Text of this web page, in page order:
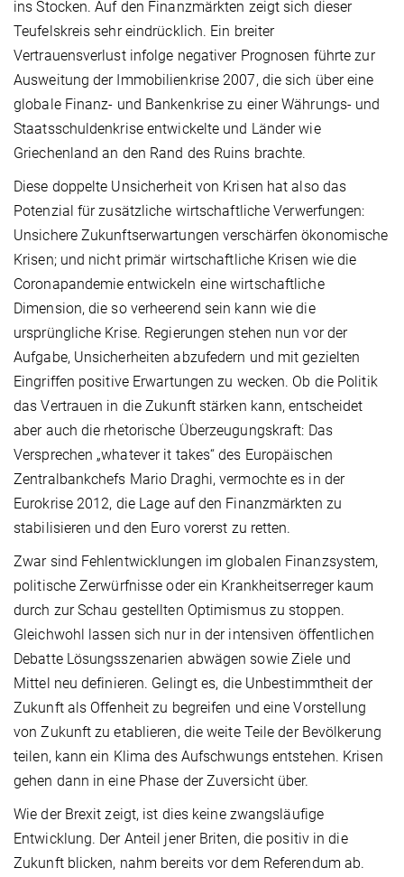
ins Stocken. Auf den Finanzmärkten zeigt sich dieser
Teufelskreis sehr eindrücklich. Ein breiter
Vertrauensverlust infolge negativer Prognosen führte zur
Ausweitung der Immobilienkrise 2007, die sich über eine
globale Finanz- und Bankenkrise zu einer Währungs- und
Staatsschuldenkrise entwickelte und Länder wie
Griechenland an den Rand des Ruins brachte.
Diese doppelte Unsicherheit von Krisen hat also das
Potenzial für zusätzliche wirtschaftliche Verwerfungen:
Unsichere Zukunftserwartungen verschärfen ökonomische
Krisen; und nicht primär wirtschaftliche Krisen wie die
Coronapandemie entwickeln eine wirtschaftliche
Dimension, die so verheerend sein kann wie die
ursprüngliche Krise. Regierungen stehen nun vor der
Aufgabe, Unsicherheiten abzufedern und mit gezielten
Eingriffen positive Erwartungen zu wecken. Ob die Politik
das Vertrauen in die Zukunft stärken kann, entscheidet
aber auch die rhetorische Überzeugungskraft: Das
Versprechen „whatever it takes“ des Europäischen
Zentralbankchefs Mario Draghi, vermochte es in der
Eurokrise 2012, die Lage auf den Finanzmärkten zu
stabilisieren und den Euro vorerst zu retten.
Zwar sind Fehlentwicklungen im globalen Finanzsystem,
politische Zerwürfnisse oder ein Krankheitserreger kaum
durch zur Schau gestellten Optimismus zu stoppen.
Gleichwohl lassen sich nur in der intensiven öffentlichen
Debatte Lösungsszenarien abwägen sowie Ziele und
Mittel neu definieren. Gelingt es, die Unbestimmtheit der
Zukunft als Offenheit zu begreifen und eine Vorstellung
von Zukunft zu etablieren, die weite Teile der Bevölkerung
teilen, kann ein Klima des Aufschwungs entstehen. Krisen
gehen dann in eine Phase der Zuversicht über.
Wie der Brexit zeigt, ist dies keine zwangsläufige
Entwicklung. Der Anteil jener Briten, die positiv in die
Zukunft blicken, nahm bereits vor dem Referendum ab.